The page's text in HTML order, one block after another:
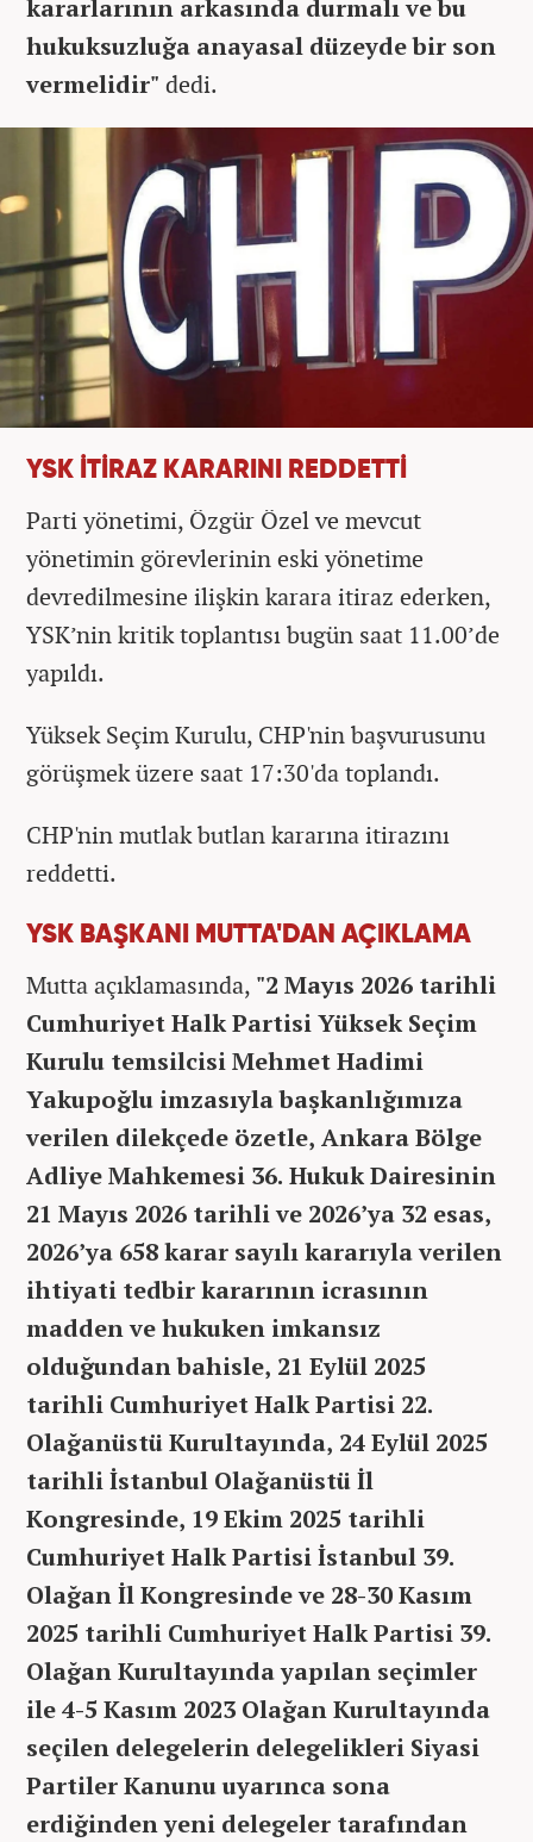
kararlarının arkasında durmalı ve bu
hukuksuzluğa anayasal düzeyde bir son
vermelidir" dedi.
YSK İTİRAZ KARARINI REDDETTİ
Parti yönetimi, Özgür Özel ve mevcut
yönetimin görevlerinin eski yönetime
devredilmesine ilişkin karara itiraz ederken,
YSK’nin kritik toplantısı bugün saat 11.00’de
yapıldı.
Yüksek Seçim Kurulu, CHP'nin başvurusunu
görüşmek üzere saat 17:30'da toplandı.
CHP'nin mutlak butlan kararına itirazını
reddetti.
YSK BAŞKANI MUTTA'DAN AÇIKLAMA
Mutta açıklamasında, "2 Mayıs 2026 tarihli
Cumhuriyet Halk Partisi Yüksek Seçim
Kurulu temsilcisi Mehmet Hadimi
Yakupoğlu imzasıyla başkanlığımıza
verilen dilekçede özetle, Ankara Bölge
Adliye Mahkemesi 36. Hukuk Dairesinin
21 Mayıs 2026 tarihli ve 2026’ya 32 esas,
2026’ya 658 karar sayılı kararıyla verilen
ihtiyati tedbir kararının icrasının
madden ve hukuken imkansız
olduğundan bahisle, 21 Eylül 2025
tarihli Cumhuriyet Halk Partisi 22.
Olağanüstü Kurultayında, 24 Eylül 2025
tarihli İstanbul Olağanüstü İl
Kongresinde, 19 Ekim 2025 tarihli
Cumhuriyet Halk Partisi İstanbul 39.
Olağan İl Kongresinde ve 28-30 Kasım
2025 tarihli Cumhuriyet Halk Partisi 39.
Olağan Kurultayında yapılan seçimler
ile 4-5 Kasım 2023 Olağan Kurultayında
seçilen delegelerin delegelikleri Siyasi
Partiler Kanunu uyarınca sona
erdiğinden yeni delegeler tarafından